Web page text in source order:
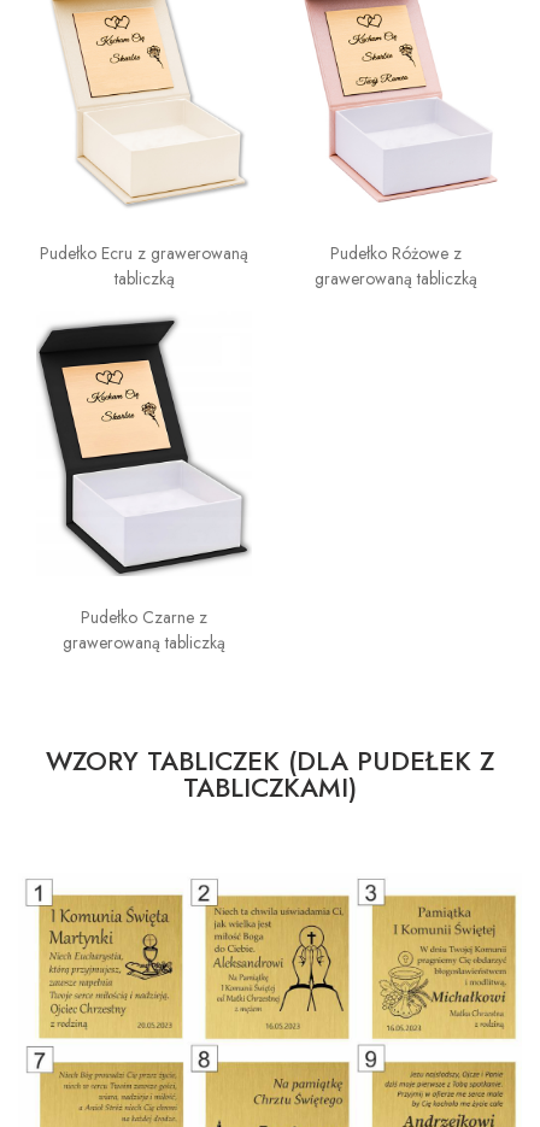
Pudełko Ecru z grawerowaną
tabliczką
Pudełko Różowe z
grawerowaną tabliczką
Pudełko Czarne z
grawerowaną tabliczką
WZORY TABLICZEK (DLA PUDEŁEK Z
TABLICZKAMI)